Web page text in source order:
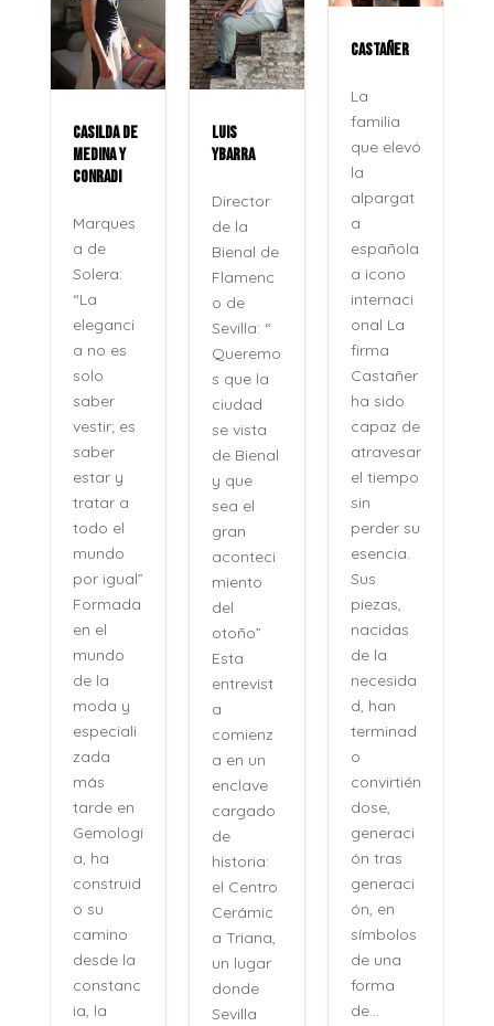
LUIS
YBARRA
de la
Bienal de
Flamenc
o de
Sevilla: “
Queremo
s que la
ciudad
se vista
de Bienal
y que
sea el
gran
aconteci
miento
del
otoño”
Esta
entrevist
a
comienz
a en un
enclave
cargado
de
historia:
el Centro
Cerámic
a Triana,
un lugar
donde
Sevilla
CASTAÑER
La
familia
que elevó
alpargat
a
española
a icono
internaci
onal La
firma
Castañer
ha sido
capaz de
atravesar
el tiempo
sin
perder su
esencia.
Sus
piezas,
nacidas
de la
necesida
terminad
o
convirtién
dose,
generaci
ón tras
generaci
ón, en
símbolos
de una
forma
de...
JURADO
La voz
se apaga
años
después,
su
nombre
pronunci
a como
pronunci
an los
s, sino
como se
las
certezas:
sin
esfuerzo,
sin
distancia,
naturalid
desconci
erta. Su
e al